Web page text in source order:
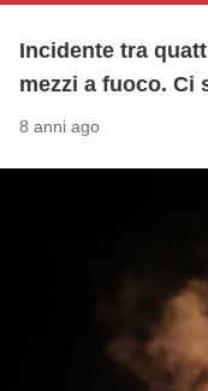
Incidente tra
mezzi a fuoco. Ci
8 anni ago